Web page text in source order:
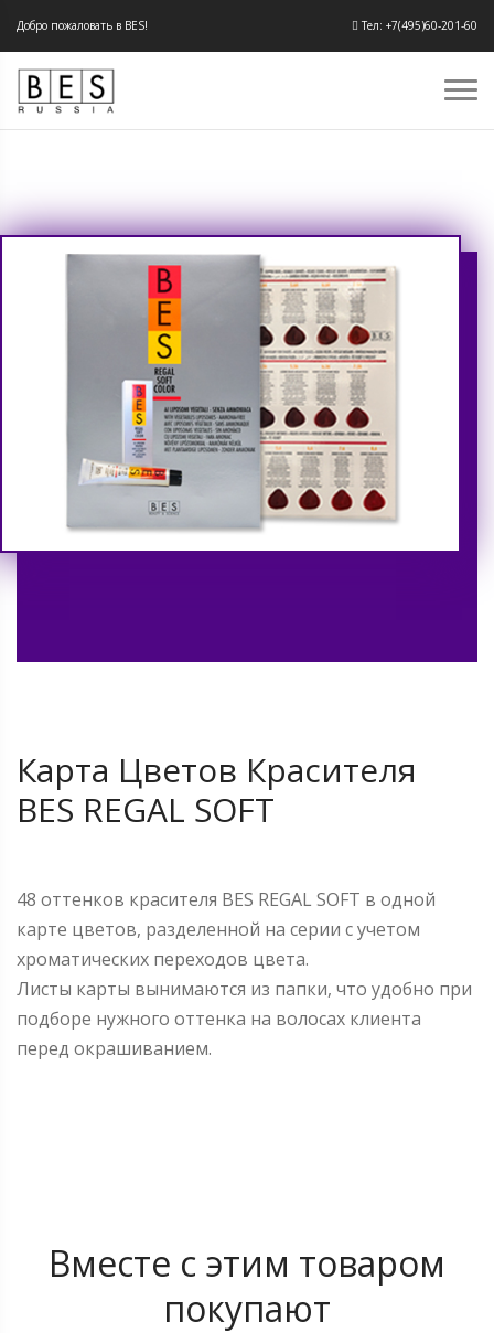
Добро пожаловать в BES! Тел: +7(495)60-201-60
Карта Цветов Красителя
BES REGAL SOFT
48 оттенков красителя BES REGAL SOFT в одной
карте цветов, разделенной на серии с учетом
хроматических переходов цвета.
Листы карты вынимаются из папки, что удобно при
подборе нужного оттенка на волосах клиента
перед окрашиванием.
Вместе с этим товаром
покупают